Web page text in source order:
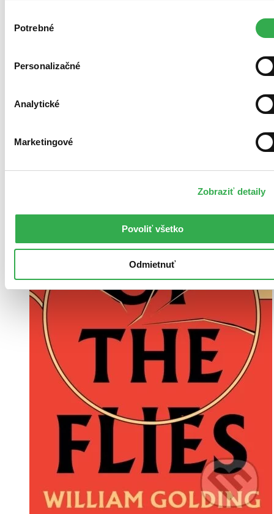
Ďakujeme!
súhlasu
Potrebné
Personalizačné
Analytické
Marketingové
Zobraziť detaily
Povoliť všetko
Odmietnuť
Angličtina, 2024
posledné kusy. Ak ju chcete mať rýchlo, ponáhľajte sa!
24,10 €